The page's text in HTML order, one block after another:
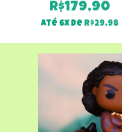
R$179,90
Até 6x de R$29,98